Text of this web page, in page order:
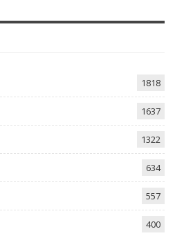
1818
1637
1322
634
557
400